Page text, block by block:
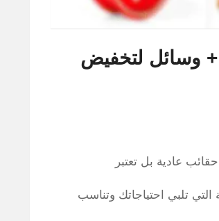
2026 الاكثر مبيعا + وسائل لتخفيض
عادية بل تعتبر
تلبي احتياجاتك وتناسب